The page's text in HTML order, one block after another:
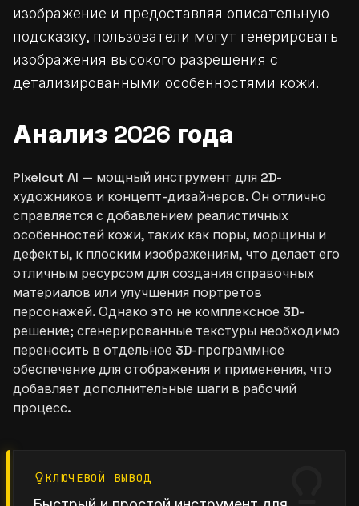
изображение и предоставляя описательную
подсказку, пользователи могут генерировать
изображения высокого разрешения с
детализированными особенностями кожи.
Анализ 2026 года
Pixelcut AI — мощный инструмент для 2D-
художников и концепт-дизайнеров. Он отлично
справляется с добавлением реалистичных
особенностей кожи, таких как поры, морщины и
дефекты, к плоским изображениям, что делает его
отличным ресурсом для создания справочных
материалов или улучшения портретов
персонажей. Однако это не комплексное 3D-
решение; сгенерированные текстуры необходимо
переносить в отдельное 3D-программное
обеспечение для отображения и применения, что
добавляет дополнительные шаги в рабочий
процесс.
КЛЮЧЕВОЙ ВЫВОД